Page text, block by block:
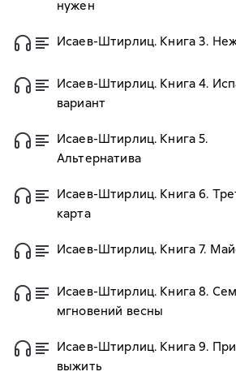
нужен
Исаев-Штирлиц. Книга 3.
Исаев-Штирлиц. Книга 4.
вариант
Исаев-Штирлиц. Книга 5.
Альтернатива
Исаев-Штирлиц. Книга 6.
карта
Исаев-Штирлиц. Книга 7.
Исаев-Штирлиц. Книга 8.
мгновений весны
Исаев-Штирлиц. Книга 9.
выжить